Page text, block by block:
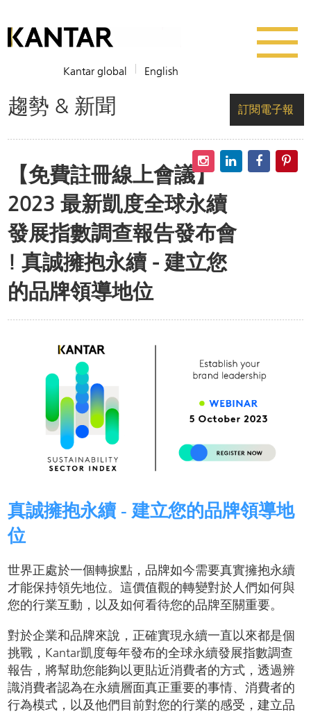
Kantar global English
趨勢 & 新聞 訂閱電子報
【免費註冊線上會議】
2023 最新凱度全球永續
發展指數調查報告發布會
! 真誠擁抱永續 - 建立您
的品牌領導地位
真誠擁抱永續 - 建立您的品牌領導地
位
世界正處於一個轉捩點，品牌如今需要真實擁抱永續
才能保持領先地位。這價值觀的轉變對於人們如何與
您的行業互動，以及如何看待您的品牌至關重要。
對於企業和品牌來說，正確實現永續一直以來都是個
挑戰，Kantar凱度每年發布的全球永續發展指數調查
報告，將幫助您能夠以更貼近消費者的方式，透過辨
識消費者認為在永續層面真正重要的事情、消費者的
行為模式，以及他們目前對您的行業的感受，建立品